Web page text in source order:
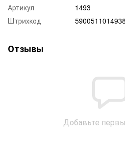
Артикул
1493
Штрихкод
5900511014938
Отзывы
Добавьте